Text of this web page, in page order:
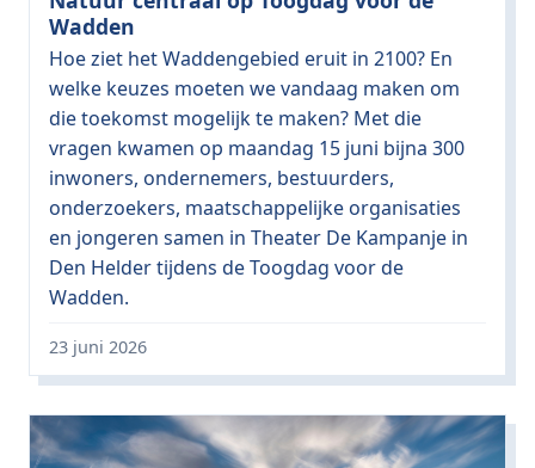
Wadden
Hoe ziet het Waddengebied eruit in 2100? En
welke keuzes moeten we vandaag maken om
die toekomst mogelijk te maken? Met die
vragen kwamen op maandag 15 juni bijna 300
inwoners, ondernemers, bestuurders,
onderzoekers, maatschappelijke organisaties
en jongeren samen in Theater De Kampanje in
Den Helder tijdens de Toogdag voor de
Wadden.
23 juni 2026